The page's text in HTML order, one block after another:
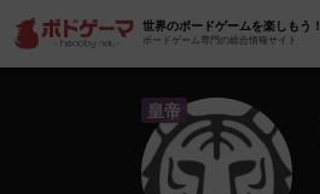
世界のボードゲームを楽しもう！
ボードゲーム専門の総合情報サイト
皇帝